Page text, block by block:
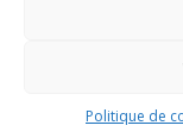
Politique de